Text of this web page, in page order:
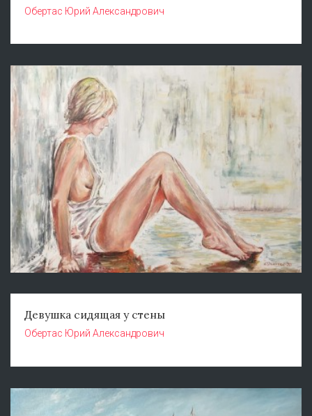
Обертас Юрий Александрович
Девушка сидящая у стены
Обертас Юрий Александрович